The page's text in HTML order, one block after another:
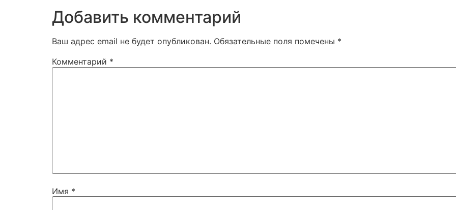
Добавить комментарий
Ваш адрес email не будет опубликован. Обязательные поля помечены *
Комментарий *
Имя *